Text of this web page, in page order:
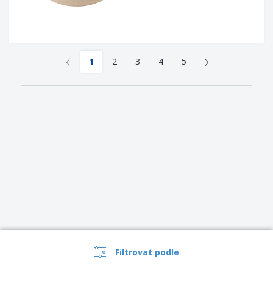
Filtrovat podle
‹ 1 2 3 4 5 ›